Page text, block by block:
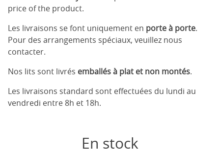
price of the product.
Les livraisons se font uniquement en porte à porte.
Pour des arrangements spéciaux, veuillez nous
contacter.
Nos lits sont livrés emballés à plat et non montés.
Les livraisons standard sont effectuées du lundi au
vendredi entre 8h et 18h.
En stock